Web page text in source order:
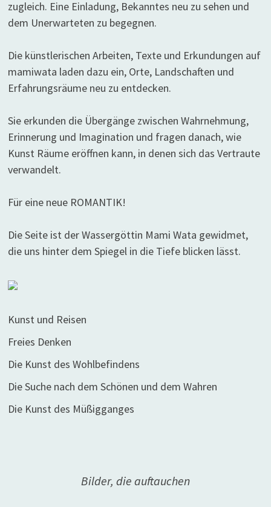
zugleich. Eine Einladung, Bekanntes neu zu sehen und
dem Unerwarteten zu begegnen.
Die künstlerischen Arbeiten, Texte und Erkundungen auf
mamiwata laden dazu ein, Orte, Landschaften und
Erfahrungsräume neu zu entdecken.
Sie erkunden die Übergänge zwischen Wahrnehmung,
Erinnerung und Imagination und fragen danach, wie
Kunst Räume eröffnen kann, in denen sich das Vertraute
verwandelt.
Für eine neue ROMANTIK!
Die Seite ist der Wassergöttin Mami Wata gewidmet,
die uns hinter dem Spiegel in die Tiefe blicken lässt.
Kunst und Reisen
Freies Denken
Die Kunst des Wohlbefindens
Die Suche nach dem Schönen und dem Wahren
Die Kunst des Müßigganges
Bilder, die auftauchen